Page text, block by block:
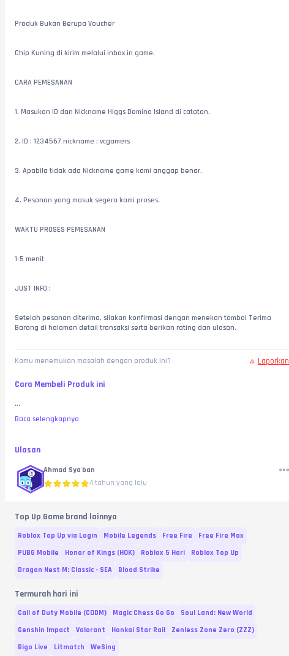
Produk Bukan Berupa Voucher
Chip Kuning di kirim melalui inbox in game.
CARA PEMESANAN
1. Masukan ID dan Nickname Higgs Domino Island di catatan.
2. ID : 1234567 nickname : vcgamers
3. Apabila tidak ada Nickname game kami anggap benar.
4. Pesanan yang masuk segera kami proses.
WAKTU PROSES PEMESANAN
1-5 menit
JUST INFO :
Setelah pesanan diterima, silakan konfirmasi dengan menekan tombol Terima
Barang di halaman detail transaksi serta berikan rating dan ulasan.
Kamu menemukan masalah dengan produk ini? Laporkan
Cara Membeli Produk ini
...
Baca selengkapnya
Ulasan
Ahmad Sya'ban
4 tahun yang lalu
Top Up Game brand lainnya
Roblox Top Up via Login Mobile Legends Free Fire
Free Fire Max
PUBG Mobile
Honor of Kings (HOK) Roblox 5 Hari
Roblox Top Up
Dragon Nest M: Classic - SEA
Blood Strike
Termurah hari ini
Call of Duty Mobile (CODM) Magic Chess Go Go
Soul Land: New World
Genshin Impact
Valorant Honkai Star Rail
Zenless Zone Zero (ZZZ)
Bigo Live
Litmatch WeSing